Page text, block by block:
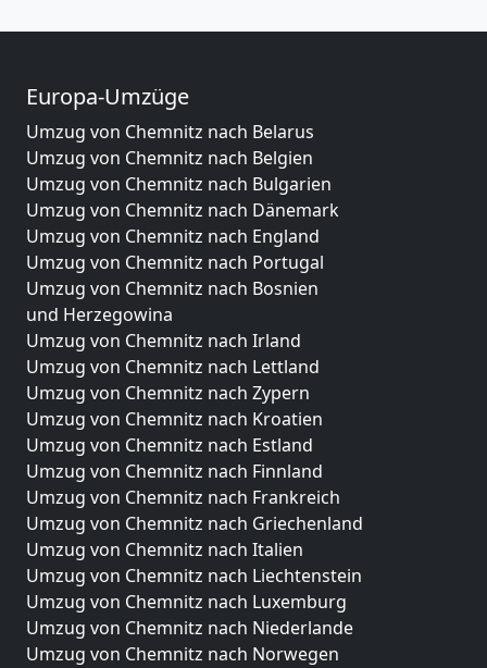
Europa-Umzüge
Umzug von Chemnitz nach Belarus
Umzug von Chemnitz nach Belgien
Umzug von Chemnitz nach Bulgarien
Umzug von Chemnitz nach Dänemark
Umzug von Chemnitz nach England
Umzug von Chemnitz nach Portugal
Umzug von Chemnitz nach Bosnien
und Herzegowina
Umzug von Chemnitz nach Irland
Umzug von Chemnitz nach Lettland
Umzug von Chemnitz nach Zypern
Umzug von Chemnitz nach Kroatien
Umzug von Chemnitz nach Estland
Umzug von Chemnitz nach Finnland
Umzug von Chemnitz nach Frankreich
Umzug von Chemnitz nach Griechenland
Umzug von Chemnitz nach Italien
Umzug von Chemnitz nach Liechtenstein
Umzug von Chemnitz nach Luxemburg
Umzug von Chemnitz nach Niederlande
Umzug von Chemnitz nach Norwegen